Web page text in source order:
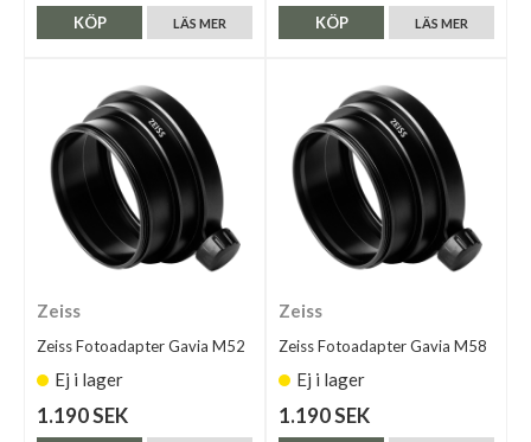
LÄS MER
KÖP LÄS MER
KÖP
Zeiss
Zeiss Fotoadapter Gavia M52
Ej i lager
1.190 SEK
Zeiss
Zeiss Fotoadapter Gavia M58
Ej i lager
1.190 SEK